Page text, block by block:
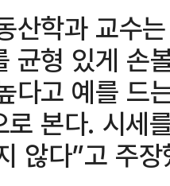
산학과 교수
균형 있게 손
다고 예를 드
본다. 시세
않다”고 주